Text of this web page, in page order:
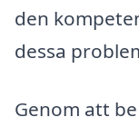
den
dessa
Genom att